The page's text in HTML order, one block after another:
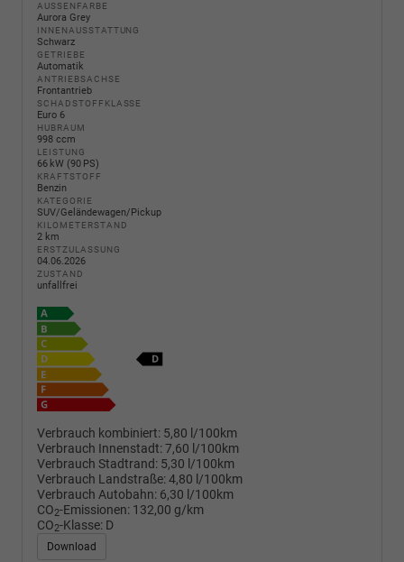
AUSSENFARBE
Aurora Grey
INNENAUSSTATTUNG
Schwarz
GETRIEBE
Automatik
ANTRIEBSACHSE
Frontantrieb
SCHADSTOFFKLASSE
Euro 6
HUBRAUM
998 ccm
LEISTUNG
66 kW (90 PS)
KRAFTSTOFF
Benzin
KATEGORIE
SUV/Geländewagen/Pickup
KILOMETERSTAND
2 km
ERSTZULASSUNG
04.06.2026
ZUSTAND
unfallfrei
Verbrauch kombiniert: 5,80 l/100km
Verbrauch Innenstadt:7,60 l/100km
Verbrauch Stadtrand: 5,30 l/100km
Verbrauch Landstraße:4,80 l/100km
Verbrauch Autobahn: 6,30 l/100km
CO2-Emissionen: 132,00 g/km
CO2-Klasse: D
Download